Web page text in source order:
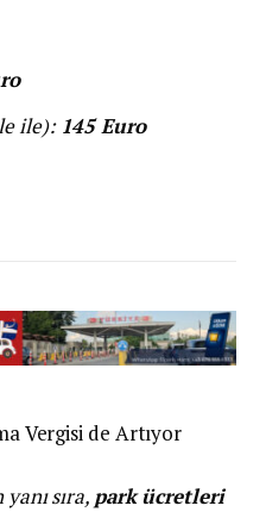
ile): 145 Euro
Vergisi de Artıyor
sıra, park ücretleri